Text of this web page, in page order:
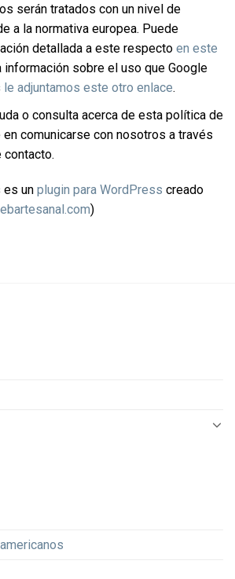
serán tratados con un nivel de
a la normativa europea. Puede
detallada a este respecto en este
información sobre el uso que Google
le adjuntamos este otro enlace.
o consulta acerca de esta política de
comunicarse con nosotros a través
contacto.
es un plugin para WordPress creado
)